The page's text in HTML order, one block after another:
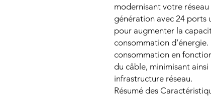
modernisant votre
génération avec 24 ports
pour augmenter la
consommation
consommation en
du câble, minimisant
infrastructure réseau.
Résumé des